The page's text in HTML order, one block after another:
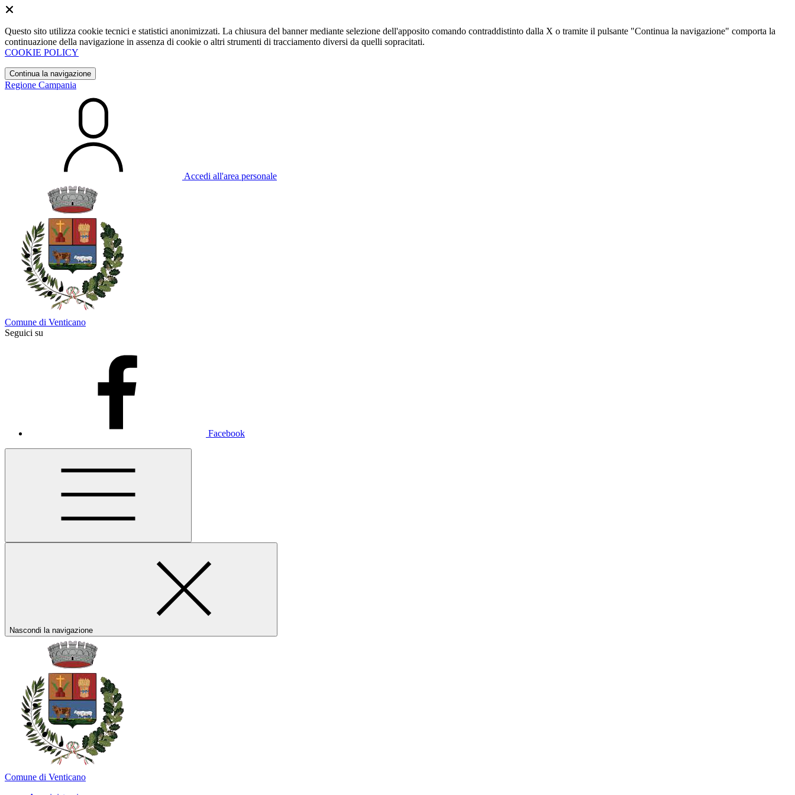
Questo sito utilizza cookie tecnici e statistici anonimizzati. La chiusura del banner mediante selezione dell'apposito comando contraddistinto dalla X o tramite il pulsante "Continua la navigazione" comporta la
continuazione della navigazione in assenza di cookie o altri strumenti di tracciamento diversi da quelli sopracitati.
COOKIE POLICY
Continua la navigazione
Regione Campania
Accedi all'area personale
Comune di Venticano
Seguici su
Facebook
Nascondi la navigazione
Comune di Venticano